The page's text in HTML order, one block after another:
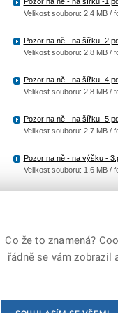
Velikost souboru: 2,4 MB /
Pozor na ně - na šířku -
Velikost souboru: 2,8 MB /
Pozor na ně - na šířku -
Velikost souboru: 2,8 MB /
Pozor na ně - na šířku -
Velikost souboru: 2,7 MB /
Pozor na ně - na výšku -
Velikost souboru: 1,6 MB /
© 2026 Policie ČR, všechna práva
Co že to znamená?
řádně se vám zobrazil